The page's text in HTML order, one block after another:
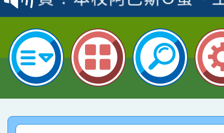
名
倩參加桃園市科展 國
名 指導老師王老師、
賀！本校四年二班張O
園市英語競賽國小朗
指導老師林老師
賀！本校參加桃園市中
賽 劉文瑛教師榮獲教
臺灣台語-第二名
賀！本校參與2026世
市賽榮獲科學小創客佳